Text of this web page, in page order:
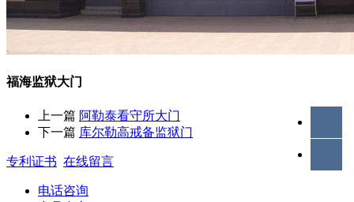
福海监狱大门
上一篇 阿勒泰看守所大门
下一篇 库尔勒高戒备监狱门
专利证书 在线留言
电话咨询